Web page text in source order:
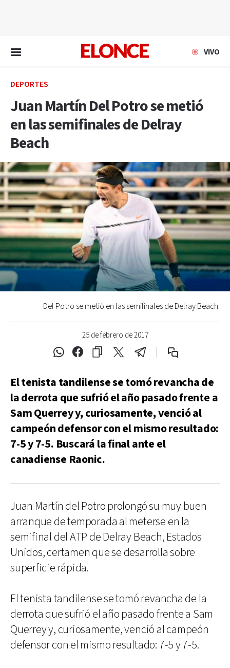
VIVO
DEPORTES
Juan Martín Del Potro se metió
en las semifinales de Delray
Beach
25 de febrero de 2017
Del Potro se metió en las semifinales de Delray Beach.
El tenista tandilense se tomó revancha de
la derrota que sufrió el año pasado frente a
Sam Querrey y, curiosamente, venció al
campeón defensor con el mismo resultado:
7-5 y 7-5. Buscará la final ante el
canadiense Raonic.
Juan Martín del Potro prolongó su muy buen
arranque de temporada al meterse en la
semifinal del ATP de Delray Beach, Estados
Unidos, certamen que se desarrolla sobre
superficie rápida.
El tenista tandilense se tomó revancha de la
derrota que sufrió el año pasado frente a Sam
Querrey y, curiosamente, venció al campeón
defensor con el mismo resultado: 7-5 y 7-5.